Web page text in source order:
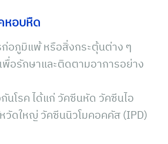
หอบหืด
ก่อภูมิแพ้ หรือสิ่งกระตุ้นต่าง ๆ
พื่อรักษาและติดตามอาการอย่าง
โรค ได้แก่ วัคซีนหัด วัคซีนไอ
วัดใหญ่ วัคซีนนิวโมคอคคัส (IPD)